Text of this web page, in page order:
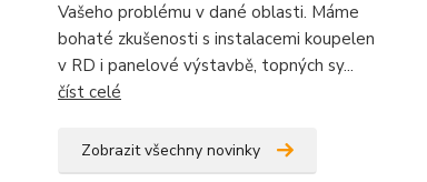
Vašeho problému v dané oblasti. Máme
bohaté zkušenosti s instalacemi koupelen
v RD i panelové výstavbě, topných sy...
číst celé
Zobrazit všechny novinky